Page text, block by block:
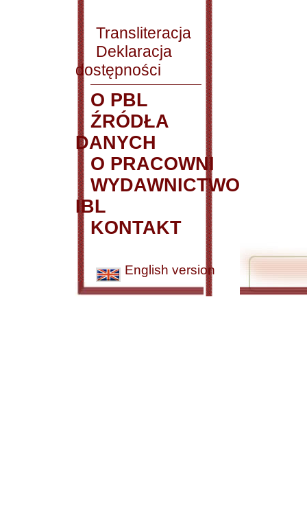
Transliteracja
Deklaracja
dostępności
O PBL
ŹRÓDŁA
DANYCH
O PRACOWNI
WYDAWNICTWO
IBL
KONTAKT
English version